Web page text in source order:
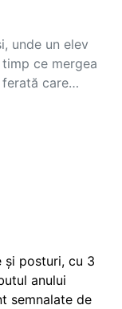
unde un elev
ce mergea
ferată care…
și posturi, cu 3
anului
semnalate de